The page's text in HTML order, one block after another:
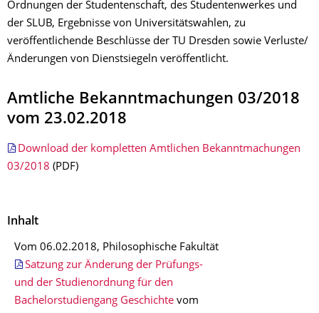
Ordnungen der Studentenschaft, des Studentenwerkes und
der SLUB, Ergebnisse von Universitätswahlen, zu
veröffentlichende Beschlüsse der TU Dresden sowie Verluste/
Änderungen von Dienstsiegeln veröffentlicht.
Amtliche Bekanntmachungen 03/2018
vom 23.02.2018
Download der kompletten Amtlichen Bekanntmachungen
03/2018 (PDF)
Inhalt
Vom 06.02.2018, Philosophische Fakultät
Satzung zur Änderung der Prüfungs-
und der Studienordnung für den
Bachelorstudiengang Geschichte vom